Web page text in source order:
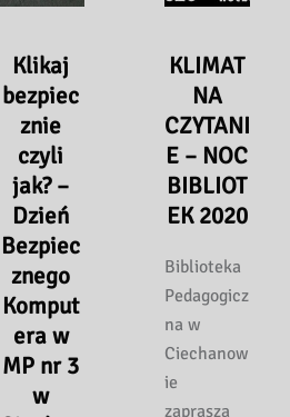
Klikaj
bezpiec
znie
czyli
jak? –
Dzień
Bezpiec
znego
Komput
era w
MP nr 3
w
KLIMAT
NA
CZYTANI
E – NOC
BIBLIOT
EK 2020
Biblioteka
Pedagogicz
na w
Ciechanow
ie
zaprasza